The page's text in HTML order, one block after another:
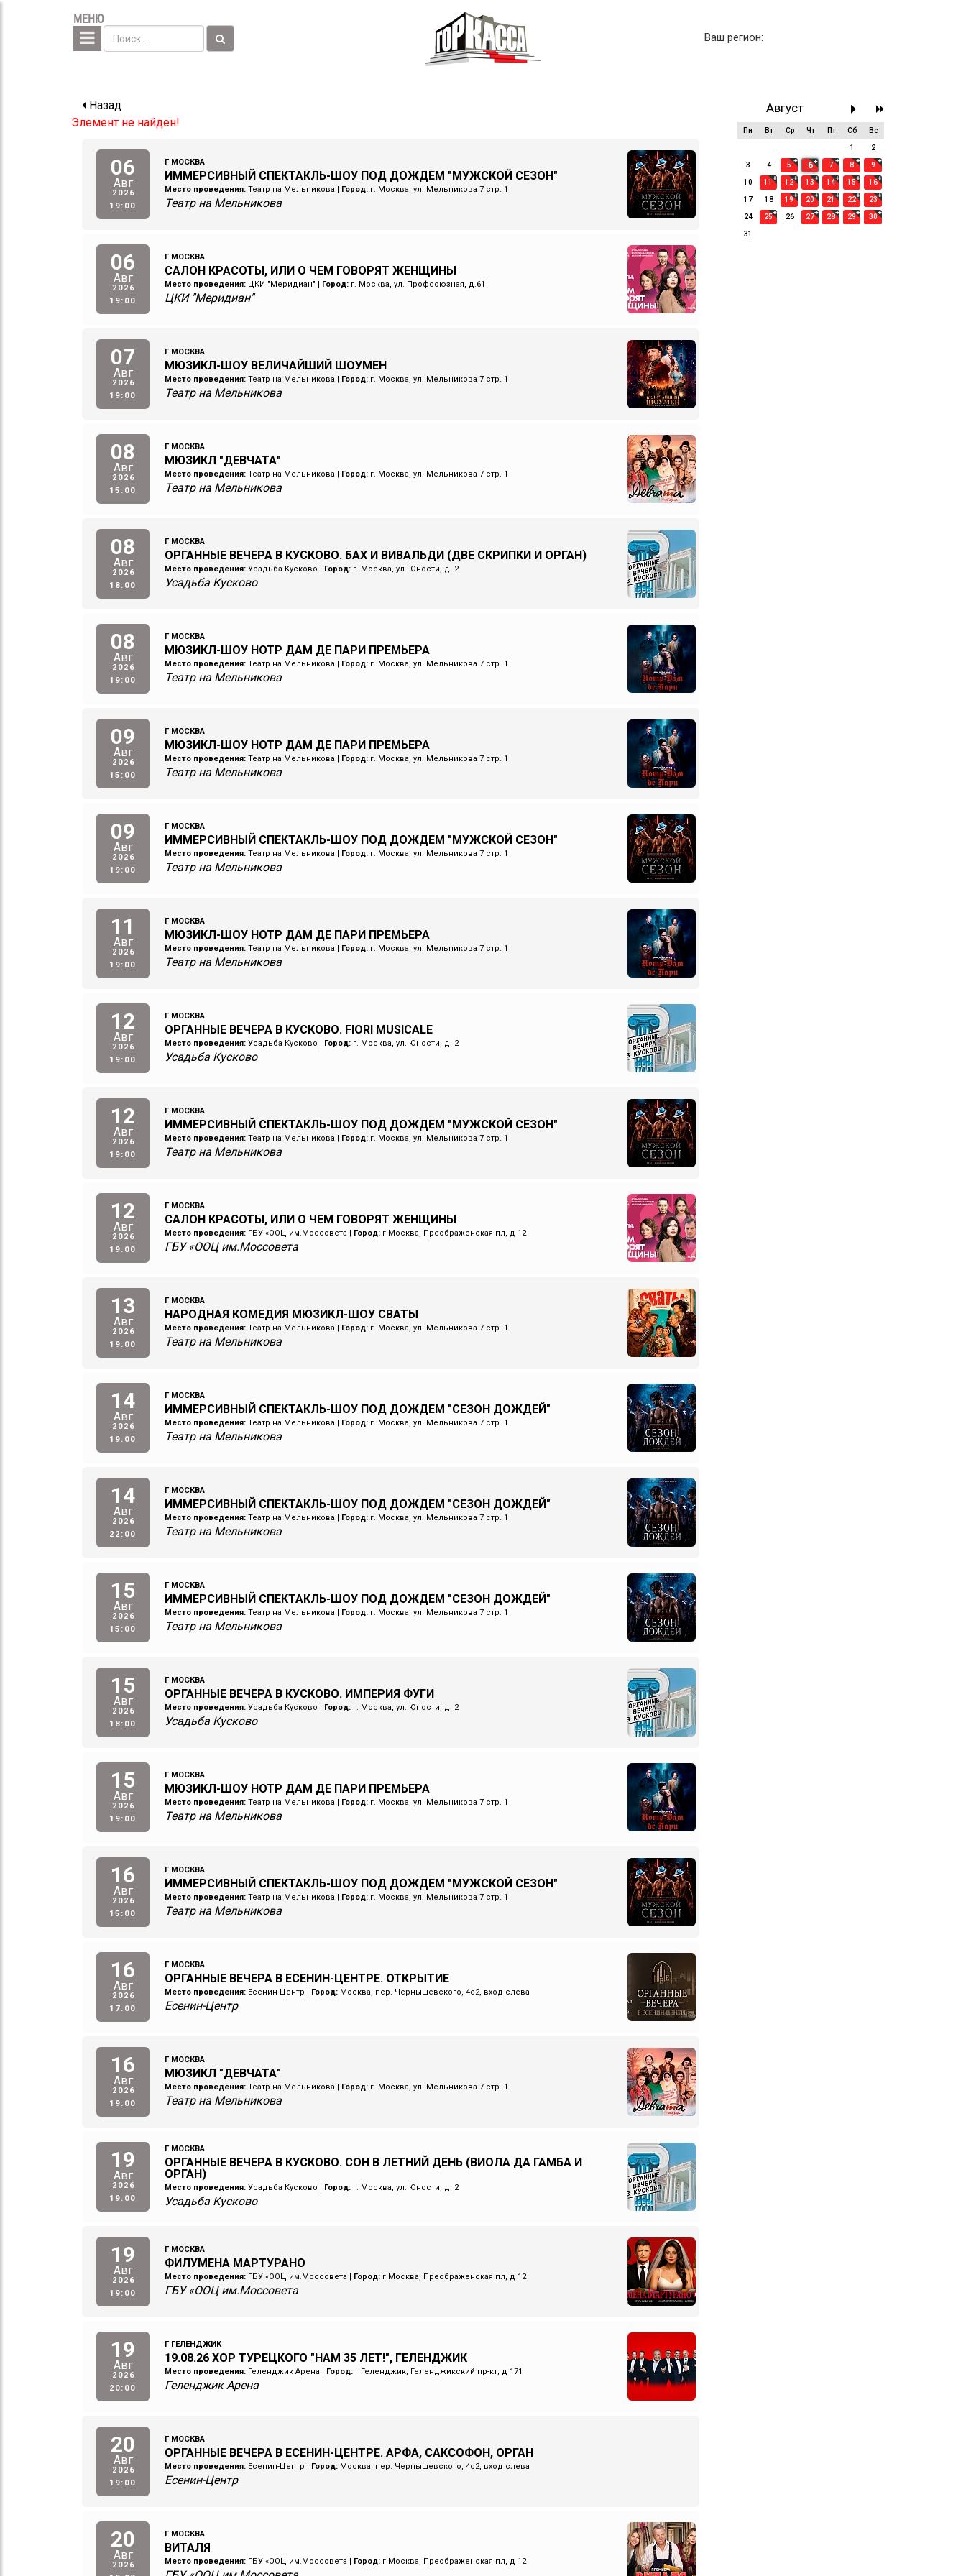
МЕНЮ
Ваш регион:
Август
Пн Вт Ср Чт Пт Сб Вс
1 2
3 4 5 6 7 8 9
10 11 12 13 14 15 16
17 18 19 20 21 22 23
24 25 26 27 28 29 30
31
Назад
Элемент не найден!
06
Авг
2026
19:00
Г МОСКВА
ИММЕРСИВНЫЙ СПЕКТАКЛЬ-ШОУ ПОД ДОЖДЕМ "МУЖСКОЙ СЕЗОН"
Место проведения:Театр на Мельникова | Город:г. Москва, ул. Мельникова 7 стр. 1
Театр на Мельникова
06
Авг
2026
19:00
Г МОСКВА
САЛОН КРАСОТЫ, ИЛИ О ЧЕМ ГОВОРЯТ ЖЕНЩИНЫ
Место проведения:ЦКИ "Меридиан" | Город:г. Москва, ул. Профсоюзная, д.61
ЦКИ "Меридиан"
07
Авг
2026
19:00
Г МОСКВА
МЮЗИКЛ-ШОУ ВЕЛИЧАЙШИЙ ШОУМЕН
Место проведения:Театр на Мельникова | Город:г. Москва, ул. Мельникова 7 стр. 1
Театр на Мельникова
08
Авг
2026
15:00
Г МОСКВА
МЮЗИКЛ "ДЕВЧАТА"
Место проведения:Театр на Мельникова | Город:г. Москва, ул. Мельникова 7 стр. 1
Театр на Мельникова
08
Авг
2026
18:00
Г МОСКВА
ОРГАННЫЕ ВЕЧЕРА В КУСКОВО. БАХ И ВИВАЛЬДИ (ДВЕ СКРИПКИ И ОРГАН)
Место проведения:Усадьба Кусково | Город:г. Москва, ул. Юности, д. 2
Усадьба Кусково
08
Авг
2026
19:00
Г МОСКВА
МЮЗИКЛ-ШОУ НОТР ДАМ ДЕ ПАРИ ПРЕМЬЕРА
Место проведения:Театр на Мельникова | Город:г. Москва, ул. Мельникова 7 стр. 1
Театр на Мельникова
09
Авг
2026
15:00
Г МОСКВА
МЮЗИКЛ-ШОУ НОТР ДАМ ДЕ ПАРИ ПРЕМЬЕРА
Место проведения:Театр на Мельникова | Город:г. Москва, ул. Мельникова 7 стр. 1
Театр на Мельникова
09
Авг
2026
19:00
Г МОСКВА
ИММЕРСИВНЫЙ СПЕКТАКЛЬ-ШОУ ПОД ДОЖДЕМ "МУЖСКОЙ СЕЗОН"
Место проведения:Театр на Мельникова | Город:г. Москва, ул. Мельникова 7 стр. 1
Театр на Мельникова
11
Авг
2026
19:00
Г МОСКВА
МЮЗИКЛ-ШОУ НОТР ДАМ ДЕ ПАРИ ПРЕМЬЕРА
Место проведения:Театр на Мельникова | Город:г. Москва, ул. Мельникова 7 стр. 1
Театр на Мельникова
12
Авг
2026
19:00
Г МОСКВА
ОРГАННЫЕ ВЕЧЕРА В КУСКОВО. FIORI MUSICALE
Место проведения:Усадьба Кусково | Город:г. Москва, ул. Юности, д. 2
Усадьба Кусково
12
Авг
2026
19:00
Г МОСКВА
ИММЕРСИВНЫЙ СПЕКТАКЛЬ-ШОУ ПОД ДОЖДЕМ "МУЖСКОЙ СЕЗОН"
Место проведения:Театр на Мельникова | Город:г. Москва, ул. Мельникова 7 стр. 1
Театр на Мельникова
12
Авг
2026
19:00
Г МОСКВА
САЛОН КРАСОТЫ, ИЛИ О ЧЕМ ГОВОРЯТ ЖЕНЩИНЫ
Место проведения:ГБУ «ООЦ им.Моссовета | Город:г Москва, Преображенская пл, д 12
ГБУ «ООЦ им.Моссовета
13
Авг
2026
19:00
Г МОСКВА
НАРОДНАЯ КОМЕДИЯ МЮЗИКЛ-ШОУ СВАТЫ
Место проведения:Театр на Мельникова | Город:г. Москва, ул. Мельникова 7 стр. 1
Театр на Мельникова
14
Авг
2026
19:00
Г МОСКВА
ИММЕРСИВНЫЙ СПЕКТАКЛЬ-ШОУ ПОД ДОЖДЕМ "СЕЗОН ДОЖДЕЙ"
Место проведения:Театр на Мельникова | Город:г. Москва, ул. Мельникова 7 стр. 1
Театр на Мельникова
14
Авг
2026
22:00
Г МОСКВА
ИММЕРСИВНЫЙ СПЕКТАКЛЬ-ШОУ ПОД ДОЖДЕМ "СЕЗОН ДОЖДЕЙ"
Место проведения:Театр на Мельникова | Город:г. Москва, ул. Мельникова 7 стр. 1
Театр на Мельникова
15
Авг
2026
15:00
Г МОСКВА
ИММЕРСИВНЫЙ СПЕКТАКЛЬ-ШОУ ПОД ДОЖДЕМ "СЕЗОН ДОЖДЕЙ"
Место проведения:Театр на Мельникова | Город:г. Москва, ул. Мельникова 7 стр. 1
Театр на Мельникова
15
Авг
2026
18:00
Г МОСКВА
ОРГАННЫЕ ВЕЧЕРА В КУСКОВО. ИМПЕРИЯ ФУГИ
Место проведения:Усадьба Кусково | Город:г. Москва, ул. Юности, д. 2
Усадьба Кусково
15
Авг
2026
19:00
Г МОСКВА
МЮЗИКЛ-ШОУ НОТР ДАМ ДЕ ПАРИ ПРЕМЬЕРА
Место проведения:Театр на Мельникова | Город:г. Москва, ул. Мельникова 7 стр. 1
Театр на Мельникова
16
Авг
2026
15:00
Г МОСКВА
ИММЕРСИВНЫЙ СПЕКТАКЛЬ-ШОУ ПОД ДОЖДЕМ "МУЖСКОЙ СЕЗОН"
Место проведения:Театр на Мельникова | Город:г. Москва, ул. Мельникова 7 стр. 1
Театр на Мельникова
16
Авг
2026
17:00
Г МОСКВА
ОРГАННЫЕ ВЕЧЕРА В ЕСЕНИН-ЦЕНТРЕ. ОТКРЫТИЕ
Место проведения:Есенин-Центр | Город:Москва, пер. Чернышевского, 4с2, вход слева
Есенин-Центр
16
Авг
2026
19:00
Г МОСКВА
МЮЗИКЛ "ДЕВЧАТА"
Место проведения:Театр на Мельникова | Город:г. Москва, ул. Мельникова 7 стр. 1
Театр на Мельникова
19
Авг
2026
19:00
Г МОСКВА
ОРГАННЫЕ ВЕЧЕРА В КУСКОВО. СОН В ЛЕТНИЙ ДЕНЬ (ВИОЛА ДА ГАМБА И
ОРГАН)
Место проведения:Усадьба Кусково | Город:г. Москва, ул. Юности, д. 2
Усадьба Кусково
19
Авг
2026
19:00
Г МОСКВА
ФИЛУМЕНА МАРТУРАНО
Место проведения:ГБУ «ООЦ им.Моссовета | Город:г Москва, Преображенская пл, д 12
ГБУ «ООЦ им.Моссовета
19
Авг
2026
20:00
Г ГЕЛЕНДЖИК
19.08.26 ХОР ТУРЕЦКОГО "НАМ 35 ЛЕТ!", ГЕЛЕНДЖИК
Место проведения:Геленджик Арена | Город:г Геленджик, Геленджикский пр-кт, д 171
Геленджик Арена
20
Авг
2026
19:00
Г МОСКВА
ОРГАННЫЕ ВЕЧЕРА В ЕСЕНИН-ЦЕНТРЕ. АРФА, САКСОФОН, ОРГАН
Место проведения:Есенин-Центр | Город:Москва, пер. Чернышевского, 4с2, вход слева
Есенин-Центр
20
Авг
2026
Г МОСКВА
ВИТАЛЯ
Место проведения:ГБУ «ООЦ им.Моссовета | Город:г Москва, Преображенская пл, д 12